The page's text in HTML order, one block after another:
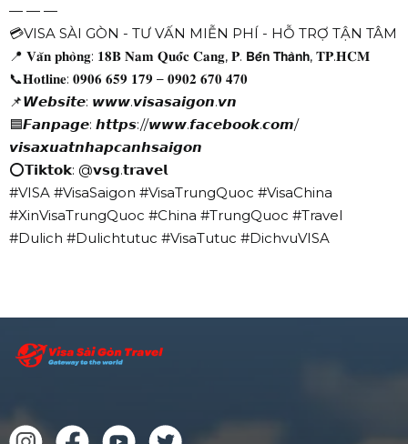
— — —
💳VISA SÀI GÒN - TƯ VẤN MIỄN PHÍ - HỖ TRỢ TẬN TÂM
📍 𝐕𝐚̆𝐧 𝐩𝐡𝐨̀𝐧𝐠: 𝟏𝟖𝐁 𝐍𝐚𝐦 𝐐𝐮𝐨̂́𝐜 𝐂𝐚𝐧𝐠, 𝐏. 𝗕𝗲̂́𝗻 𝗧𝗵𝗮̀𝗻𝗵, 𝐓𝐏.𝐇𝐂𝐌
📞𝐇𝐨𝐭𝐥𝐢𝐧𝐞: 𝟎𝟗𝟎𝟔 𝟔𝟓𝟗 𝟏𝟕𝟗 – 𝟎𝟗𝟎𝟐 𝟔𝟕𝟎 𝟒𝟕𝟎
📌𝙒𝙚𝙗𝙨𝙞𝙩𝙚: 𝙬𝙬𝙬.𝙫𝙞𝙨𝙖𝙨𝙖𝙞𝙜𝙤𝙣.𝙫𝙣
🟦𝙁𝙖𝙣𝙥𝙖𝙜𝙚: 𝙝𝙩𝙩𝙥𝙨://𝙬𝙬𝙬.𝙛𝙖𝙘𝙚𝙗𝙤𝙤𝙠.𝙘𝙤𝙢/
𝙫𝙞𝙨𝙖𝙭𝙪𝙖𝙩𝙣𝙝𝙖𝙥𝙘𝙖𝙣𝙝𝙨𝙖𝙞𝙜𝙤𝙣
⭕𝗧𝗶𝗸𝘁𝗼𝗸: @𝘃𝘀𝗴.𝘁𝗿𝗮𝘃𝗲𝗹
#VISA #VisaSaigon #VisaTrungQuoc #VisaChina
#XinVisaTrungQuoc #China #TrungQuoc #Travel
#Dulich #Dulichtutuc #VisaTutuc #DichvuVISA